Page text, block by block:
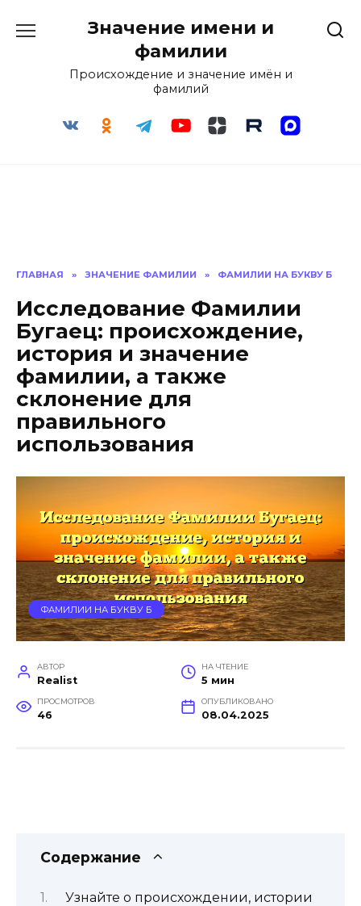
Значение имени и
фамилии
Происхождение и значение имён и
фамилий
ГЛАВНАЯ » ЗНАЧЕНИЕ ФАМИЛИИ » ФАМИЛИИ НА БУКВУ Б
Исследование Фамилии
Бугаец: происхождение,
история и значение
фамилии, а также
склонение для
правильного
использования
ФАМИЛИИ НА БУКВУ Б
АВТОР
Realist
НА ЧТЕНИЕ
5 мин
ПРОСМОТРОВ
46
ОПУБЛИКОВАНО
08.04.2025
Содержание
Узнайте о происхождении, истории